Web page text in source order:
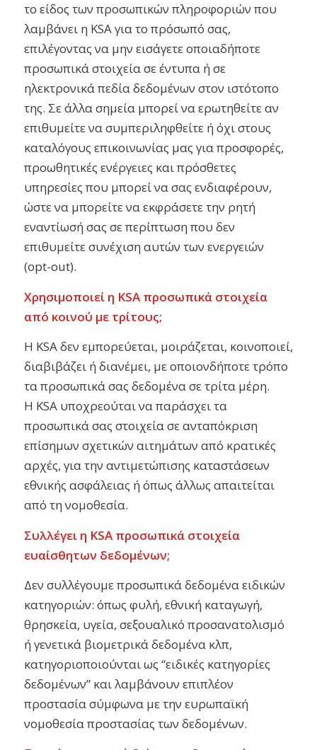
το είδος των προσωπικών πληροφοριών που
λαμβάνει η KSA για το πρόσωπό σας,
επιλέγοντας να μην εισάγετε οποιαδήποτε
προσωπικά στοιχεία σε έντυπα ή σε
ηλεκτρονικά πεδία δεδομένων στον ιστότοπο
της. Σε άλλα σημεία μπορεί να ερωτηθείτε αν
επιθυμείτε να συμπεριληφθείτε ή όχι στους
καταλόγους επικοινωνίας μας για προσφορές,
προωθητικές ενέργειες και πρόσθετες
υπηρεσίες που μπορεί να σας ενδιαφέρουν,
ώστε να μπορείτε να εκφράσετε την ρητή
εναντίωσή σας σε περίπτωση που δεν
επιθυμείτε συνέχιση αυτών των ενεργειών
(opt-out).
Χρησιμοποιεί η KSA προσωπικά στοιχεία
από κοινού με τρίτους;
Η KSA δεν εμπορεύεται, μοιράζεται, κοινοποιεί,
διαβιβάζει ή διανέμει, με οποιονδήποτε τρόπο
τα προσωπικά σας δεδομένα σε τρίτα μέρη.
Η KSA υποχρεούται να παράσχει τα
προσωπικά σας στοιχεία σε ανταπόκριση
επίσημων σχετικών αιτημάτων από κρατικές
αρχές, για την αντιμετώπισης καταστάσεων
εθνικής ασφάλειας ή όπως άλλως απαιτείται
από τη νομοθεσία.
Συλλέγει η KSA προσωπικά στοιχεία
ευαίσθητων δεδομένων;
Δεν συλλέγουμε προσωπικά δεδομένα ειδικών
κατηγοριών: όπως φυλή, εθνική καταγωγή,
θρησκεία, υγεία, σεξουαλικό προσανατολισμό
ή γενετικά βιομετρικά δεδομένα κλπ,
κατηγοριοποιούνται ως “ειδικές κατηγορίες
δεδομένων” και λαμβάνουν επιπλέον
προστασία σύμφωνα με την ευρωπαϊκή
νομοθεσία προστασίας των δεδομένων.